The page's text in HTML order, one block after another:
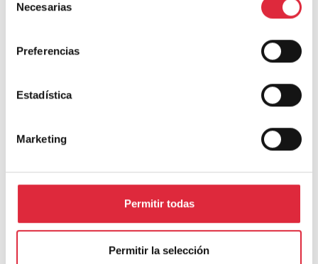
Necesarias
Preferencias
Estadística
Marketing
Permitir todas
Permitir la selección
compartas en tus redes sociales.
A su vez, te animamos a seguirnos en las siguientes
redes: